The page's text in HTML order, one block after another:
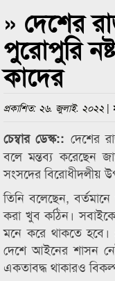
» দেশের
পুরোপুরি
কাদের
প্রকাশিত: ২৬. জুলাই. ২০২২ |
চেম্বার ডেস্ক:: দেশের
বলে মন্তব্য করেছেন
সংসদের বিরোধীদলীয়
তিনি বলেছেন,
করা খুব কঠিন।
মনে করে থাকতে হবে।
দেশে আইনের শাসন
একতাবদ্ধ থাকারও